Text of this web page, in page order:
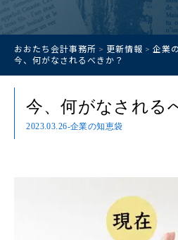
おおたち会計事務所 > 更新情報 > 企業
今、何がなされるべきか？
今、何がなされる
2023.03.26-企業の知恵袋